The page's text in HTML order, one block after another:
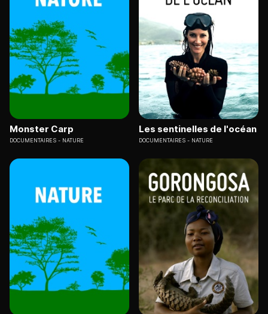
Monster Carp
DOCUMENTAIRES NATURE
Les sentinelles de l'océan
DOCUMENTAIRES NATURE